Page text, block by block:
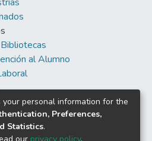
al Alumno
personal information for the
Preferences,
Statistics.